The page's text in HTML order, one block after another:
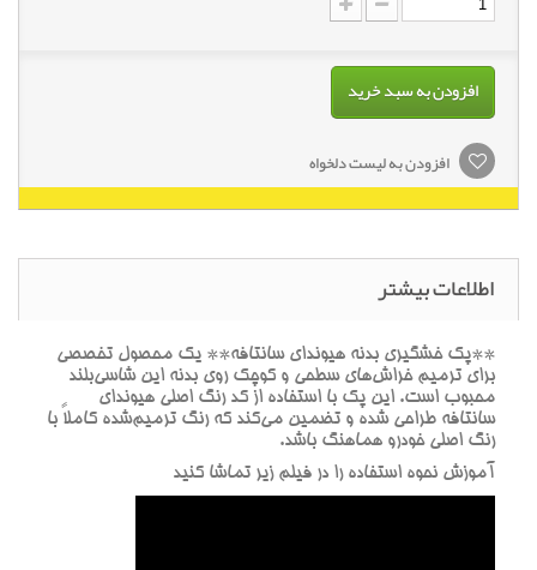
افزودن به سبد خرید
افزودن به لیست دلخواه
اطلاعات بیشتر
**پک خشگيري بدنه هيونداي سانتافه** يک محصول تخصصي
براي ترميم خراش‌هاي سطحي و کوچک روي بدنه اين شاسي‌بلند
محبوب است. اين پک با استفاده از کد رنگ اصلي هيونداي
سانتافه طراحي شده و تضمين مي‌کند که رنگ ترميم‌شده کاملاً با
رنگ اصلي خودرو هماهنگ باشد.
آموزش نحوه استفاده را در فيلم زير تماشا کنيد